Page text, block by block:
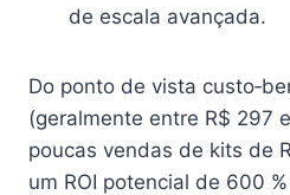
de escala avançada.
Do ponto de vista
(geralmente entre R$ 297
poucas vendas de kits de
um ROI potencial de 600